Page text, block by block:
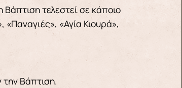
τελεστεί σε κάποιο
«Αγία Κιουρά»,
την Βάπτιση.